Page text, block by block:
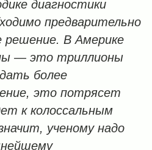
диагностики
предварительно
В Америке
— это триллионы
более
это потрясет
к колоссальным
ученому надо